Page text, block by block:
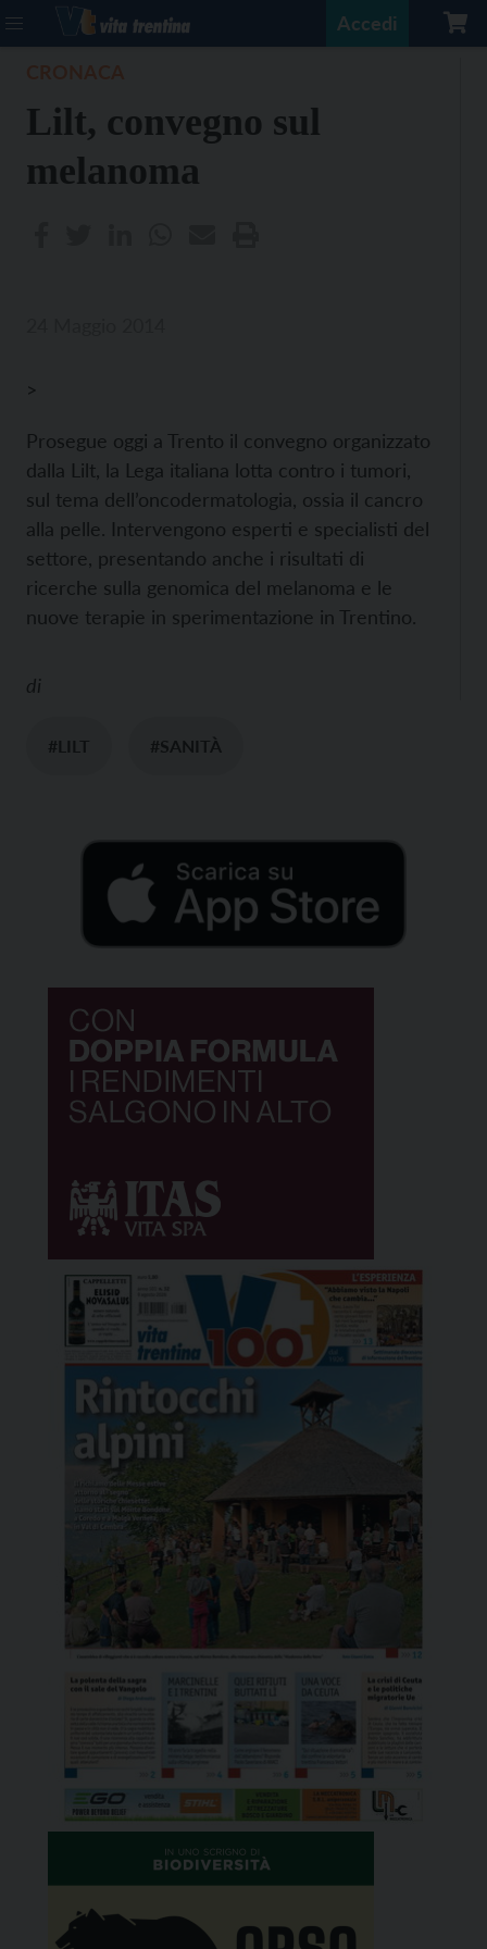
Accedi
Lilt, convegno sul
melanoma
>
Prosegue oggi a Trento il convegno organizzato
dalla Lilt, la Lega italiana lotta contro i tumori,
sul tema dell’oncodermatologia, ossia il cancro
alla pelle. Intervengono esperti e specialisti del
settore, presentando anche i risultati di
ricerche sulla genomica del melanoma e le
nuove terapie in sperimentazione in Trentino.
di
#LILT #SANITÀ